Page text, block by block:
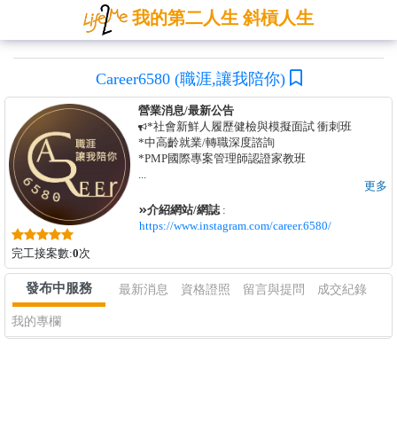
我的第二人生 斜槓人生
Career6580 (職涯,讓我陪你)
完工接案數:0次
營業消息/最新公告
*社會新鮮人履歷健檢與模擬面試 衝刺班
*中高齡就業/轉職深度諮詢
*PMP國際專案管理師認證家教班
...
更多
介紹網站/網誌:
https://www.instagram.com/career.6580/
發布中服務 最新消息 資格證照 留言與提問 成交紀錄
我的專欄